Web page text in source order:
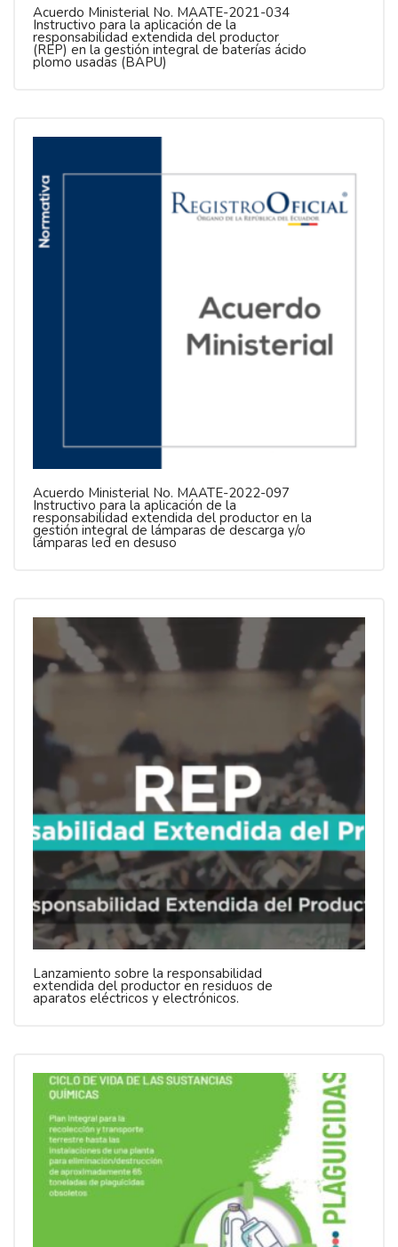
Acuerdo Ministerial No. MAATE-2021-034
Instructivo para la aplicación de la
responsabilidad extendida del productor
(REP) en la gestión integral de baterías ácido
plomo usadas (BAPU)
Acuerdo Ministerial No. MAATE-2022-097
Instructivo para la aplicación de la
responsabilidad extendida del productor en la
gestión integral de lámparas de descarga y/o
lámparas led en desuso
Lanzamiento sobre la responsabilidad
extendida del productor en residuos de
aparatos eléctricos y electrónicos.